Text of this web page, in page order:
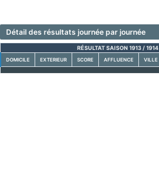
Détail des résultats journée par journée
RÉSULTAT SAISON 1913 / 1914
DOMICILE EXTERIEUR SCORE AFFLUENCE VILLE